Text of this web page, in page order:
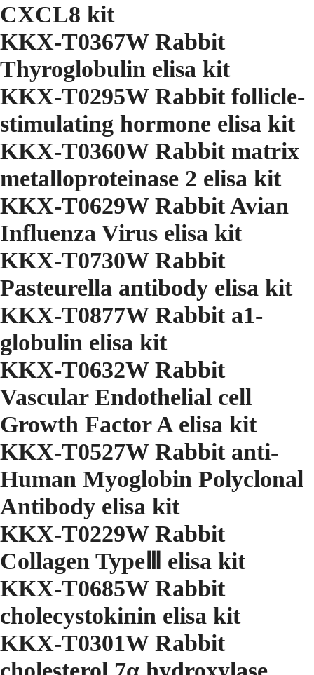
CXCL8 kit
KKX-T0367W Rabbit
Thyroglobulin elisa kit
KKX-T0295W Rabbit follicle-
stimulating hormone elisa kit
KKX-T0360W Rabbit matrix
metalloproteinase 2 elisa kit
KKX-T0629W Rabbit Avian
Influenza Virus elisa kit
KKX-T0730W Rabbit
Pasteurella antibody elisa kit
KKX-T0877W Rabbit a1-
globulin elisa kit
KKX-T0632W Rabbit
Vascular Endothelial cell
Growth Factor A elisa kit
KKX-T0527W Rabbit anti-
Human Myoglobin Polyclonal
Antibody elisa kit
KKX-T0229W Rabbit
Collagen TypeⅢ elisa kit
KKX-T0685W Rabbit
cholecystokinin elisa kit
KKX-T0301W Rabbit